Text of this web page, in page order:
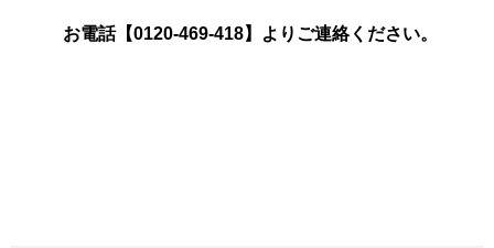
お電話【0120-469-418】よりご連絡ください。